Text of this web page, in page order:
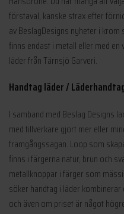
förstaval, kanske strax efter
av BeslagDesigns nyheter i
finns endast i metall eller med
läder från Tärnsjö Garveri.
Handtag läder /
I samband med Beslag Designs
med tillverkare gjort mer eller
framgångssagan. Loop som
finns i färgerna natur, brun och
metallknoppar i färger som
söker handtag i läder
och även om priset är något